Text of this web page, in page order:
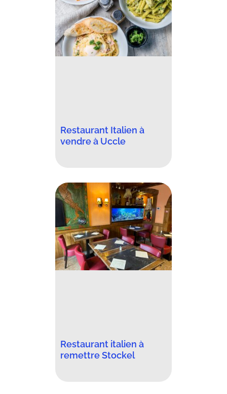
Restaurant Italien à
vendre à Uccle
Restaurant italien à
remettre Stockel